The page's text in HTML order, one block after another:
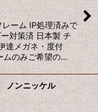
ーム IP処理済みで
対策済 日本製 チ
達メガネ・度付
ムのみご希望の…
ンニッケル